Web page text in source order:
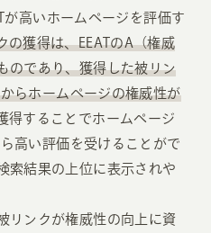
高いホームページを評価す
の獲得は、EEATのA（権威
のであり、獲得した被リン
らホームページの権威性が
得することでホームページ
高い評価を受けることがで
索結果の上位に表示されや
リンクが権威性の向上に資